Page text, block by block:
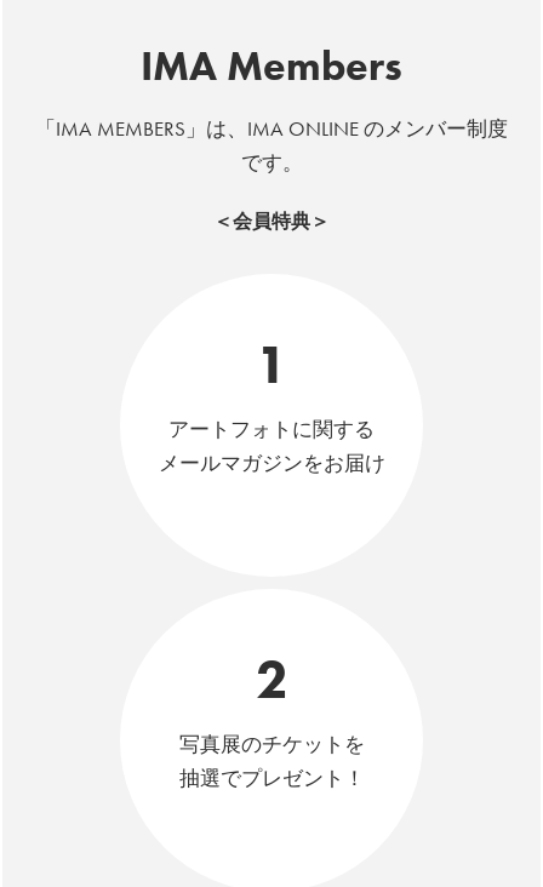
IMA Members
「IMA MEMBERS」は、IMA ONLINE のメンバー制度
です。
＜会員特典＞
1
アートフォトに関する
メールマガジンをお届け
2
写真展のチケットを
抽選でプレゼント！